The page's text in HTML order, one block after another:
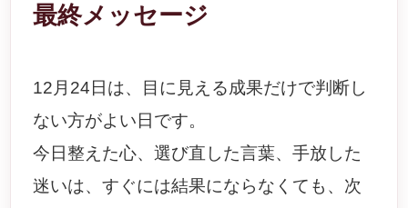
最終メッセージ
12月24日は、目に見える成果だけで判断し
ない方がよい日です。
今日整えた心、選び直した言葉、手放した
迷いは、すぐには結果にならなくても、次